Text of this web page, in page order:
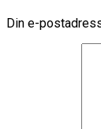
Din e-